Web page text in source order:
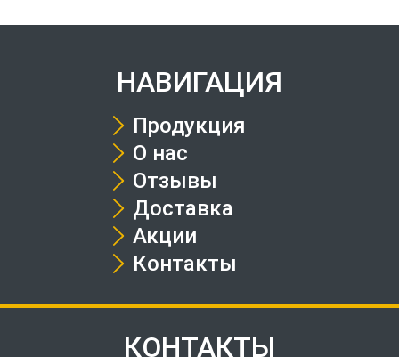
НАВИГАЦИЯ
Продукция
О нас
Отзывы
Доставка
Акции
Контакты
КОНТАКТЫ